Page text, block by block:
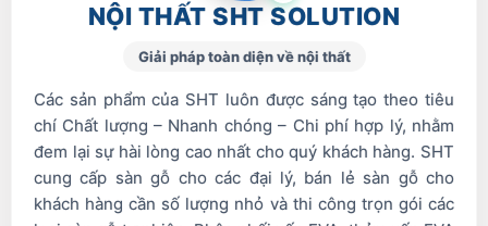
NỘI THẤT SHT SOLUTION
Giải pháp toàn diện về nội thất
Các sản phẩm của SHT luôn được sáng tạo theo tiêu
chí Chất lượng – Nhanh chóng – Chi phí hợp lý, nhằm
đem lại sự hài lòng cao nhất cho quý khách hàng. SHT
cung cấp sàn gỗ cho các đại lý, bán lẻ sàn gỗ cho
khách hàng cần số lượng nhỏ và thi công trọn gói các